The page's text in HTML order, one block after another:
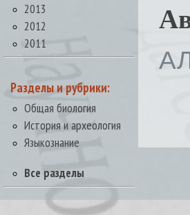
2013
2012
2011
Разделы и рубрики:
Общая биология
История и археология
Языкознание
Все разделы